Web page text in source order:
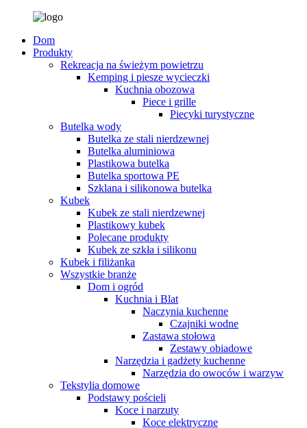
Dom
Produkty
Rekreacja na świeżym powietrzu
Kemping i piesze wycieczki
Kuchnia obozowa
Piece i grille
Piecyki turystyczne
Butelka wody
Butelka ze stali nierdzewnej
Butelka aluminiowa
Plastikowa butelka
Butelka sportowa PE
Szklana i silikonowa butelka
Kubek
Kubek ze stali nierdzewnej
Plastikowy kubek
Polecane produkty
Kubek ze szkła i silikonu
Kubek i filiżanka
Wszystkie branże
Dom i ogród
Kuchnia i Blat
Naczynia kuchenne
Czajniki wodne
Zastawa stołowa
Zestawy obiadowe
Narzędzia i gadżety kuchenne
Narzędzia do owoców i warzyw
Tekstylia domowe
Podstawy pościeli
Koce i narzuty
Koce elektryczne